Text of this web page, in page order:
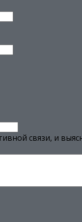
связи, и